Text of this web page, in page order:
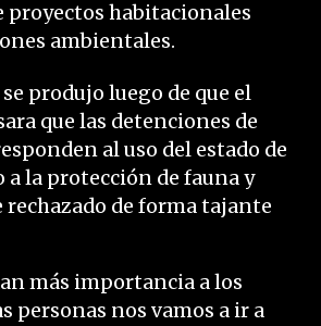
proyectos habitacionales
ambientales.
produjo luego de que el
que las detenciones de
al uso del estado de
a la protección de fauna y
rechazado de forma tajante
más importancia a los
personas nos vamos a ir a